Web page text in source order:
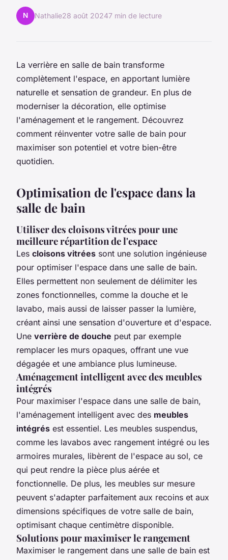
N Nathalie28 août 20247 min de lecture
La verrière en salle de bain transforme
complètement l'espace, en apportant lumière
naturelle et sensation de grandeur. En plus de
moderniser la décoration, elle optimise
l'aménagement et le rangement. Découvrez
comment réinventer votre salle de bain pour
maximiser son potentiel et votre bien-être
quotidien.
Optimisation de l'espace dans la
salle de bain
Utiliser des cloisons vitrées pour une
meilleure répartition de l'espace
Les cloisons vitrées sont une solution ingénieuse
pour optimiser l'espace dans une salle de bain.
Elles permettent non seulement de délimiter les
zones fonctionnelles, comme la douche et le
lavabo, mais aussi de laisser passer la lumière,
créant ainsi une sensation d'ouverture et d'espace.
Une verrière de douche peut par exemple
remplacer les murs opaques, offrant une vue
dégagée et une ambiance plus lumineuse.
Aménagement intelligent avec des meubles
intégrés
Pour maximiser l'espace dans une salle de bain,
l'aménagement intelligent avec des meubles
intégrés est essentiel. Les meubles suspendus,
comme les lavabos avec rangement intégré ou les
armoires murales, libèrent de l'espace au sol, ce
qui peut rendre la pièce plus aérée et
fonctionnelle. De plus, les meubles sur mesure
peuvent s'adapter parfaitement aux recoins et aux
dimensions spécifiques de votre salle de bain,
optimisant chaque centimètre disponible.
Solutions pour maximiser le rangement
Maximiser le rangement dans une salle de bain est